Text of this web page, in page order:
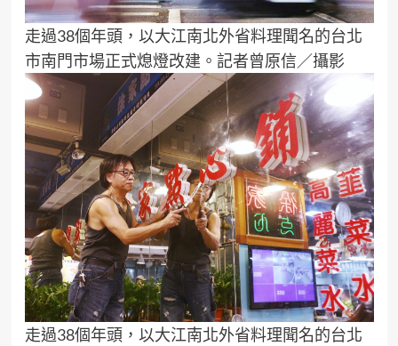
走過38個年頭，以大江南北外省料理聞名的台北
市南門市場正式熄燈改建。記者曾原信／攝影
走過38個年頭，以大江南北外省料理聞名的台北